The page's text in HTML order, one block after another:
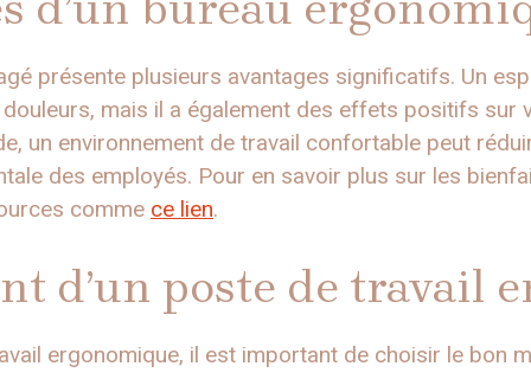
présente plusieurs avantages significatifs. Un
mais il a également des effets positifs sur
un environnement de travail confortable peut
des employés. Pour en savoir plus sur les
comme ce lien.
d’un poste de travail
ergonomique, il est important de choisir le bon